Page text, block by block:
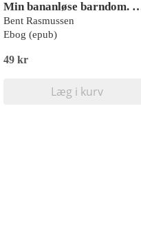
Min bananløse barndom. Barn i
Bent Rasmussen
Ebog (epub)
49 kr
Læg i kurv